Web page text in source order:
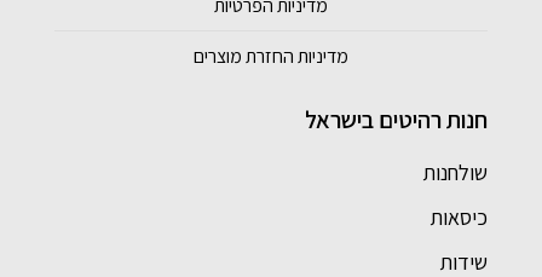
מדיניות הפרטיות
מדיניות החזרת מוצרים
חנות רהיטים בישראל
שולחנות
כיסאות
שידות